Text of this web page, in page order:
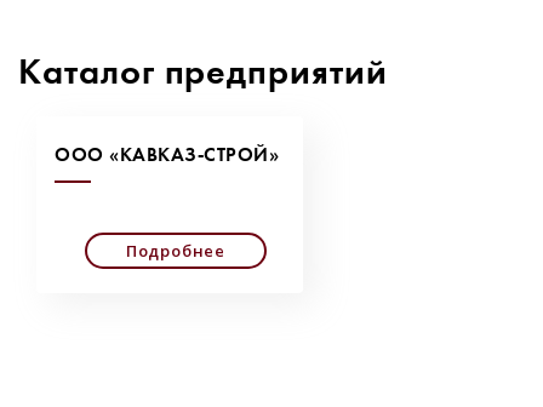
Каталог предприятий
ООО «КАВКАЗ-СТРОЙ»
Подробнее